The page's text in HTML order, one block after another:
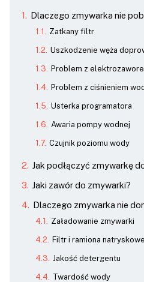
Dlaczego zmywarka nie
Zatkany filtr
Uszkodzenie węża
Problem z
Problem z ciśnieniem
Usterka programatora
Awaria pompy wodnej
Czujnik poziomu wody
Jak podłączyć zmywarkę
Jaki zawór do zmywarki?
Dlaczego zmywarka nie
Załadowanie zmywarki
Filtr i ramiona natryskowe
Jakość detergentu
Twardość wody